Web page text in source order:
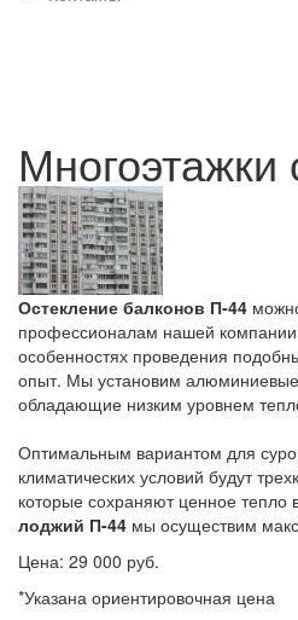
Остекление балконов П-44
профессионалам нашей
особенностях проведения
опыт. Мы установим
обладающие низким уровнем
Оптимальным вариантом для
климатических условий будут
которые сохраняют ценное
лоджий П-44 мы осуществим
Цена: 29 000 руб.
*Указана ориентировочная цена